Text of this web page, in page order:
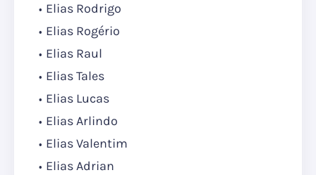
Elias Rodrigo
Elias Rogério
Elias Raul
Elias Tales
Elias Lucas
Elias Arlindo
Elias Valentim
Elias Adrian